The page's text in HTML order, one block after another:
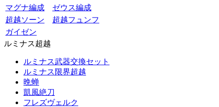
マグナ編成
ゼウス編成
超越ソーン
超越フュンフ
ガイゼン
ルミナス超越
ルミナス武器交換セット
ルミナス限界超越
晩蝉
凱風絶刀
フレズヴェルク